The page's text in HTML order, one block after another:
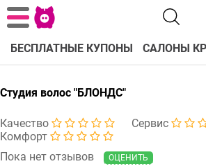
БЕСПЛАТНЫЕ КУПОНЫ САЛОНЫ
Студия волос "БЛОНДС"
Качество
Сервис
Комфорт
Пока нет отзывов
ОЦЕНИТЬ